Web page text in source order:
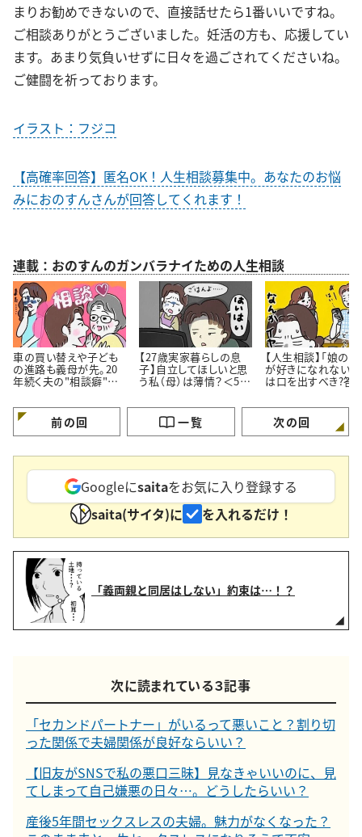
まりお勧めできないので、直接話せたら1番いいですね。
ご相談ありがとうございました。妊活の方も、応援してい
ます。あまり気負いせずに日々を過ごされてくださいね。
ご健闘を祈っております。
イラスト：フジコ
【高確率回答】匿名OK！人生相談募集中。あなたのお悩
みにおのすんさんが回答してくれます！
連載：おのすんのガンバラナイための人生相談
車の買い替えや子ども
の進路も義母が先。20
年続く夫の"相談癖"に
【27歳実家暮らしの息
子】自立してほしいと思
う私（母）は薄情？＜50
【人生相談】「娘の
が好きになれない…
は口を出すべき?答
前の回 一覧 次の回
Googleにsaitaをお気に入り登録する
saita(サイタ)に
を入れるだけ！
「義両親と同居はしない」約束は…！？
次に読まれている３記事
「セカンドパートナー」がいるって悪いこと？割り切
った関係で夫婦関係が良好ならいい？
【旧友がSNSで私の悪口三昧】見なきゃいいのに、見
てしまって自己嫌悪の日々…。どうしたらいい？
産後5年間セックスレスの夫婦。魅力がなくなった？